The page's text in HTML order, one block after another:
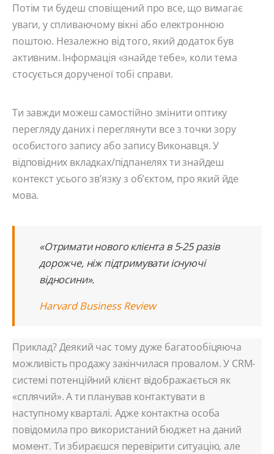
Потім ти будеш сповіщений про все, що вимагає
уваги, у спливаючому вікні або електронною
поштою. Незалежно від того, який додаток був
активним. Інформація «знайде тебе», коли тема
стосується дорученої тобі справи.
Ти завжди можеш самостійно змінити оптику
перегляду даних і переглянути все з точки зору
особистого запису або запису Виконавця. У
відповідних вкладках/підпанелях ти знайдеш
контекст усього зв’язку з об’єктом, про який йде
мова.
«Отримати нового клієнта в 5-25 разів
дорожче, ніж підтримувати існуючі
відносини».
Harvard Business Review
Приклад? Деякий час тому дуже багатообіцяюча
можливість продажу закінчилася провалом. У CRM-
системі потенційний клієнт відображається як
«сплячий». А ти планував контактувати в
наступному кварталі. Адже контактна особа
повідомила про використаний бюджет на даний
момент. Ти збираєшся перевірити ситуацію, але